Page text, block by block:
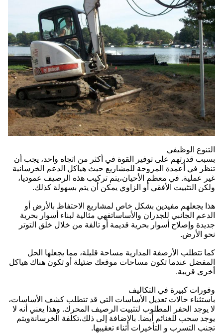
التنوع الوظيفي
بسبب قدرتهم على توفير القوة في أكثر من اتجاه واحد، يجب أن
تنظر في أعمدة المروحة للمشاريع حيث هياكل الدعم الخرسانية
غير عملية. في معظم الأحيان،يتم تركيب هذه الرصيف عموديا،
ولكن التثبيت الأفقي أو الزاوي يمكن أن يتم بسهولة كذلك.
هذا يجعلهم مفيدين بشكل خاص لمشاريع الاحتفاظ بالأرض أو
الدعم الجانبي للجدران والأساساتفهي مثالية لبناء أسوار بحرية
جديدة وإصلاح أسوار بحرية قديمة أو تالفة من خلال خلق التوتر
نحو الأرض.
كما تتطلب الأرصفة المدارية مساحة قليلة، مما يجعلها الحل
المفضل عندما تكون مساحات موقعك ضئيلة أو تكون هناك هياكل
أخرى قريبة.
وفورات كبيرة في التكاليف
باستثناء حالات تعديل الأساسات التي قد تتطلب كشف الأساسات،
لا يوجد الحفر المطلوب لتثبيت الرصيف المحرك. وهذا يعني أنه لا
يوجد سحب للغنائم أيضا. بالإضافة إلى ذلك،تكلفة الخرسانةويتم
تجنب التسرب و التأخيرات أثناء تعقيبها.